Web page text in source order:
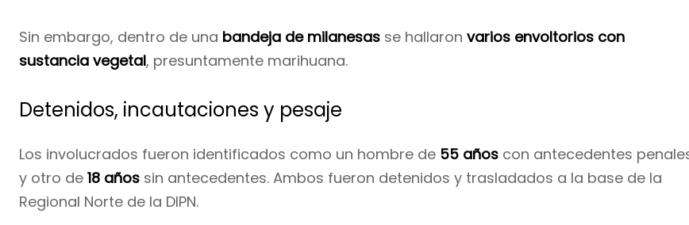
Sin embargo, dentro de una bandeja de milanesas se hallaron varios envoltorios con
sustancia vegetal, presuntamente marihuana.
Detenidos, incautaciones y pesaje
Los involucrados fueron identificados como un hombre de 55 años con antecedentes
y otro de 18 años sin antecedentes. Ambos fueron detenidos y trasladados a la base de la
Regional Norte de la DIPN.